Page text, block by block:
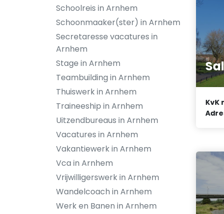
Schoolreis in Arnhem
Schoonmaaker(ster) in Arnhem
Secretaresse vacatures in
Arnhem
Stage in Arnhem
Teambuilding in Arnhem
Thuiswerk in Arnhem
Traineeship in Arnhem
Uitzendbureaus in Arnhem
Vacatures in Arnhem
Vakantiewerk in Arnhem
Vca in Arnhem
Vrijwilligerswerk in Arnhem
Wandelcoach in Arnhem
Werk en Banen in Arnhem
KvK